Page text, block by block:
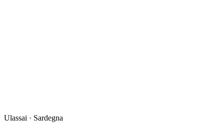
Ulassai · Sardegna